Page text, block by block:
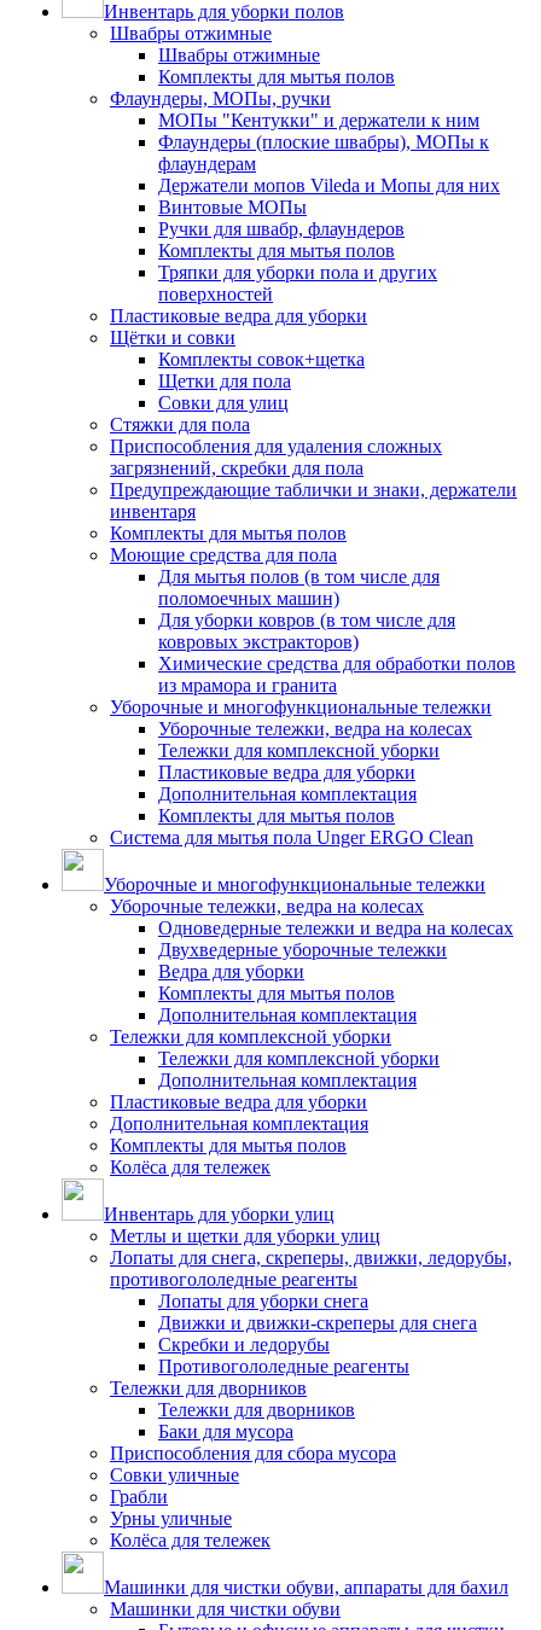
Инвентарь для уборки полов
Швабры отжимные
Швабры отжимные
Комплекты для мытья полов
Флаундеры, МОПы, ручки
МОПы "Кентукки" и держатели к ним
Флаундеры (плоские швабры), МОПы к
флаундерам
Держатели мопов Vileda и Мопы для них
Винтовые МОПы
Ручки для швабр, флаундеров
Комплекты для мытья полов
Тряпки для уборки пола и других
поверхностей
Пластиковые ведра для уборки
Щётки и совки
Комплекты совок+щетка
Щетки для пола
Совки для улиц
Стяжки для пола
Приспособления для удаления сложных
загрязнений, скребки для пола
Предупреждающие таблички и знаки, держатели
инвентаря
Комплекты для мытья полов
Моющие средства для пола
Для мытья полов (в том числе для
поломоечных машин)
Для уборки ковров (в том числе для
ковровых экстракторов)
Химические средства для обработки полов
из мрамора и гранита
Уборочные и многофункциональные тележки
Уборочные тележки, ведра на колесах
Тележки для комплексной уборки
Пластиковые ведра для уборки
Дополнительная комплектация
Комплекты для мытья полов
Система для мытья пола Unger ERGO Clean
Уборочные и многофункциональные тележки
Уборочные тележки, ведра на колесах
Одноведерные тележки и ведра на колесах
Двухведерные уборочные тележки
Ведра для уборки
Комплекты для мытья полов
Дополнительная комплектация
Тележки для комплексной уборки
Тележки для комплексной уборки
Дополнительная комплектация
Пластиковые ведра для уборки
Дополнительная комплектация
Комплекты для мытья полов
Колёса для тележек
Инвентарь для уборки улиц
Метлы и щетки для уборки улиц
Лопаты для снега, скреперы, движки, ледорубы,
противогололедные реагенты
Лопаты для уборки снега
Движки и движки-скреперы для снега
Скребки и ледорубы
Противогололедные реагенты
Тележки для дворников
Тележки для дворников
Баки для мусора
Приспособления для сбора мусора
Совки уличные
Грабли
Урны уличные
Колёса для тележек
Машинки для чистки обуви, аппараты для бахил
Машинки для чистки обуви